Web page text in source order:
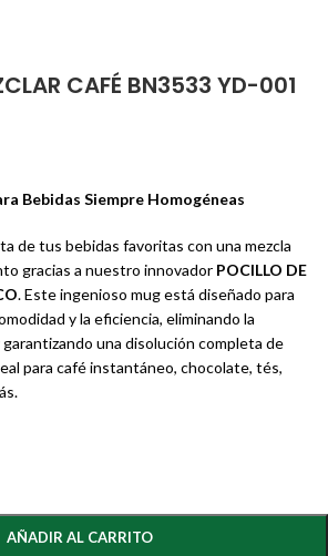
CAFÉ BN3533 YD-001
Bebidas Siempre Homogéneas
de tus bebidas favoritas con una mezcla
gracias a nuestro innovador POCILLO DE
. Este ingenioso mug está diseñado para
y la eficiencia, eliminando la
una disolución completa de
para café instantáneo, chocolate, tés,
AÑADIR AL CARRITO